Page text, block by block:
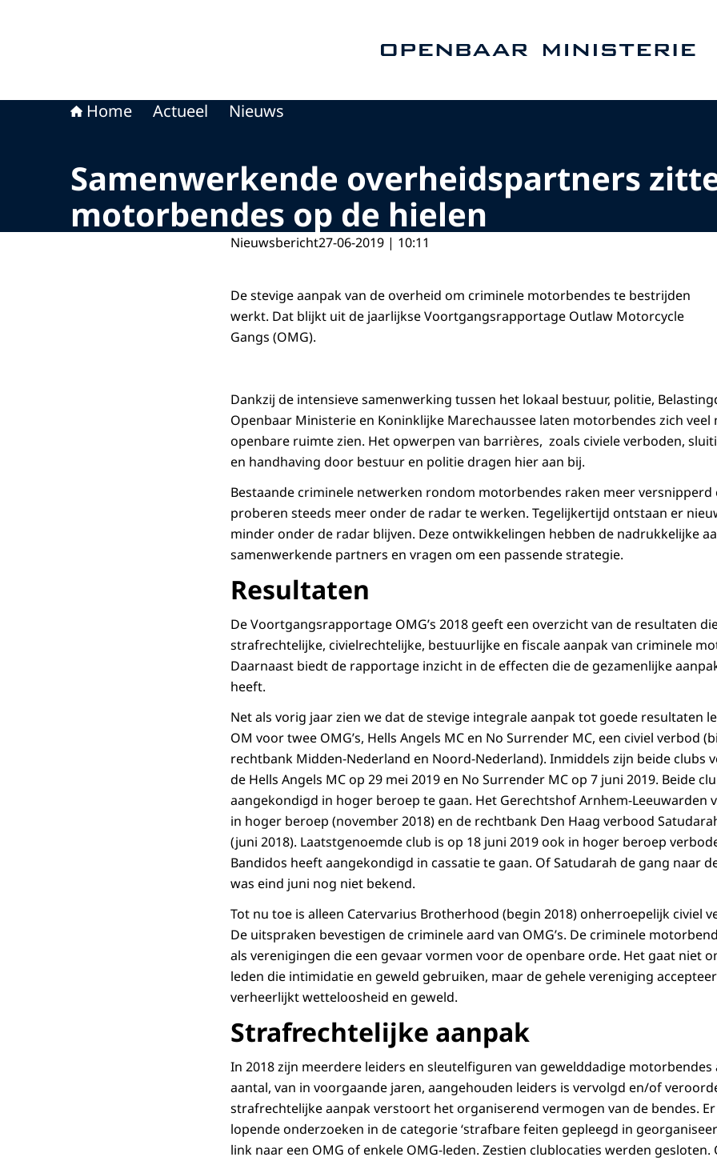
Home Actueel Nieuws
Samenwerkende overheidspartners
motorbendes op de hielen
Nieuwsbericht27-06-2019 | 10:11
De stevige aanpak van de overheid om criminele motorbendes te bestrijden
werkt. Dat blijkt uit de jaarlijkse Voortgangsrapportage Outlaw Motorcycle
Gangs (OMG).
Dankzij de intensieve samenwerking tussen het lokaal bestuur, politie,
Openbaar Ministerie en Koninklijke Marechaussee laten motorbendes zich veel
openbare ruimte zien. Het opwerpen van barrières, zoals civiele verboden,
en handhaving door bestuur en politie dragen hier aan bij.
Bestaande criminele netwerken rondom motorbendes raken meer
proberen steeds meer onder de radar te werken. Tegelijkertijd ontstaan er
minder onder de radar blijven. Deze ontwikkelingen hebben de nadrukkelijke
samenwerkende partners en vragen om een passende strategie.
Resultaten
De Voortgangsrapportage OMG’s 2018 geeft een overzicht van de resultaten
strafrechtelijke, civielrechtelijke, bestuurlijke en fiscale aanpak van criminele
Daarnaast biedt de rapportage inzicht in de effecten die de gezamenlijke
heeft.
Net als vorig jaar zien we dat de stevige integrale aanpak tot goede resultaten
OM voor twee OMG’s, Hells Angels MC en No Surrender MC, een civiel verbod
rechtbank Midden-Nederland en Noord-Nederland). Inmiddels zijn beide clubs
de Hells Angels MC op 29 mei 2019 en No Surrender MC op 7 juni 2019. Beide
aangekondigd in hoger beroep te gaan. Het Gerechtshof Arnhem-Leeuwarden
in hoger beroep (november 2018) en de rechtbank Den Haag verbood
(juni 2018). Laatstgenoemde club is op 18 juni 2019 ook in hoger beroep
Bandidos heeft aangekondigd in cassatie te gaan. Of Satudarah de gang naar
was eind juni nog niet bekend.
Tot nu toe is alleen Catervarius Brotherhood (begin 2018) onherroepelijk civiel
De uitspraken bevestigen de criminele aard van OMG’s. De criminele
als verenigingen die een gevaar vormen voor de openbare orde. Het gaat niet
leden die intimidatie en geweld gebruiken, maar de gehele vereniging
verheerlijkt wetteloosheid en geweld.
Strafrechtelijke aanpak
In 2018 zijn meerdere leiders en sleutelfiguren van gewelddadige motorbendes
aantal, van in voorgaande jaren, aangehouden leiders is vervolgd en/of
strafrechtelijke aanpak verstoort het organiserend vermogen van de bendes.
lopende onderzoeken in de categorie ‘strafbare feiten gepleegd in
link naar een OMG of enkele OMG-leden. Zestien clublocaties werden